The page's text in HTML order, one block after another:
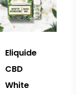
Eliquide
CBD
White